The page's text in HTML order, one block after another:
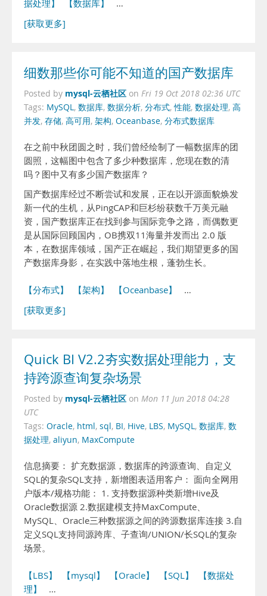
据处理】
【数据库】
…
[获取更多]
细数那些你可能不知道的国产数据库
Posted by mysql-云栖社区 on Fri 19 Oct 2018 02:36 UTC
Tags: MySQL, 数据库, 数据分析, 分布式,性能, 数据处理, 高
并发, 存储, 高可用, 架构, Oceanbase, 分布式数据库
在之前中秋团圆之时，我们曾经绘制了一幅数据库的团
圆照，这幅图中包含了多少种数据库，您现在数的清
吗？图中又有多少国产数据库？
国产数据库经过不断尝试和发展，正在以开源面貌焕发
新一代的生机，从PingCAP和巨杉纷获数千万美元融
资，国产数据库正在找到参与国际竞争之路，而偶数更
是从国际回顾国内，OB携双11海量并发而出 2.0 版
本，在数据库领域，国产正在崛起，我们期望更多的国
产数据库身影，在实践中落地生根，蓬勃生长。
【分布式】 【架构】 【Oceanbase】
…
[获取更多]
Quick BI V2.2夯实数据处理能力，支
持跨源查询复杂场景
Posted by mysql-云栖社区 on Mon 11 Jun 2018 04:28
UTC
Tags: Oracle, html, sql, BI, Hive, LBS, MySQL, 数据库, 数
据处理, aliyun, MaxCompute
信息摘要： 扩充数据源，数据库的跨源查询、自定义
SQL的复杂SQL支持，新增图表适用客户： 面向全网用
户版本/规格功能： 1. 支持数据源种类新增Hive及
Oracle数据源 2.数据建模支持MaxCompute、
MySQL、Oracle三种数据源之间的跨源数据库连接 3.自
定义SQL支持同源跨库、子查询/UNION/长SQL的复杂
场景。
【LBS】 【mysql】 【Oracle】 【SQL】
【数据处
理】
…